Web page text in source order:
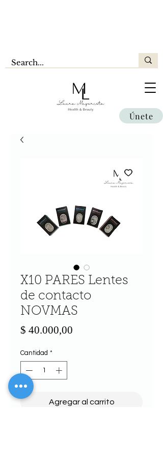
Únete
X10 PARES Lentes
de contacto
NOVMAS
$ 40.000,00
Cantidad *
Agregar al carrito